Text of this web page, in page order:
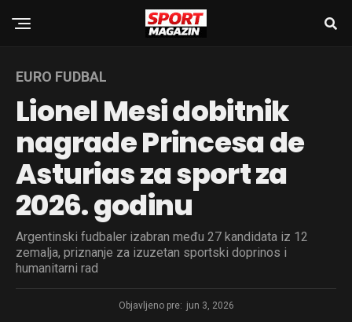
EURO FUDBAL
Lionel Mesi dobitnik
nagrade Princesa de
Asturias za sport za
2026. godinu
Argentinski fudbaler izabran među 27 kandidata iz 12
zemalja, priznanje za izuzetan sportski doprinos i
humanitarni rad
Objavljeno pre: jun 3, 2026